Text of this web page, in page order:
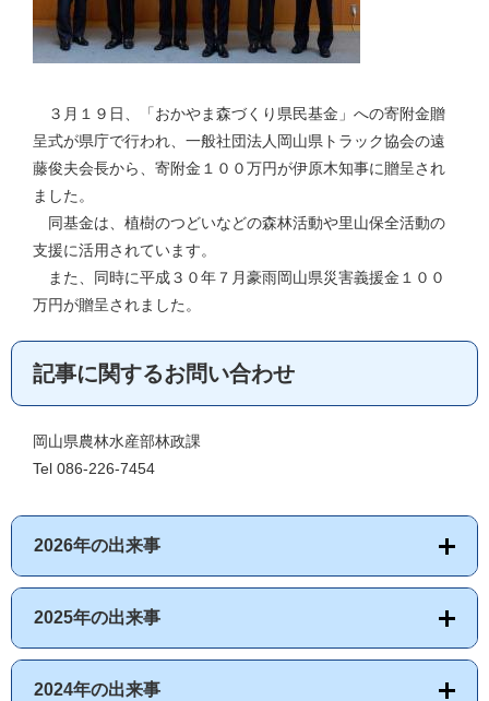
３月１９日、「おかやま森づくり県民基金」への寄附金贈
呈式が県庁で行われ、一般社団法人岡山県トラック協会の遠
藤俊夫会長から、寄附金１００万円が伊原木知事に贈呈され
ました。
同基金は、植樹のつどいなどの森林活動や里山保全活動の
支援に活用されています。
また、同時に平成３０年７月豪雨岡山県災害義援金１００
万円が贈呈されました。
記事に関するお問い合わせ
岡山県農林水産部林政課
Tel 086-226-7454
2026年の出来事
2025年の出来事
2024年の出来事